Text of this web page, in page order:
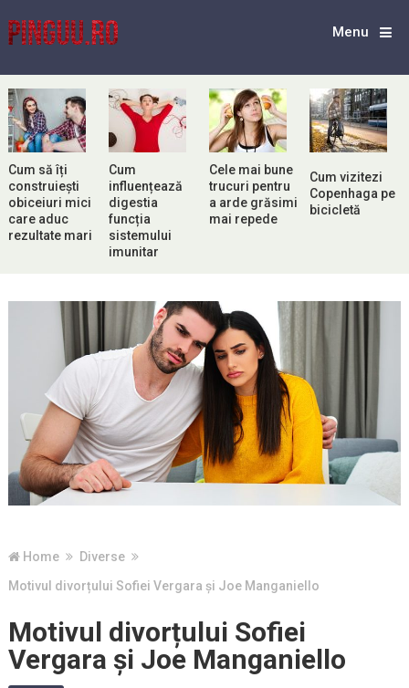
Menu
Cum să îți
construiești
obiceiuri mici
care aduc
rezultate mari
Cum
influențează
digestia
funcția
sistemului
imunitar
Cele mai bune
trucuri pentru
a arde grăsimi
mai repede
Cum vizitezi
Copenhaga pe
bicicletă
Home
Diverse
Motivul divorțului Sofiei Vergara și Joe Manganiello
Motivul divorțului Sofiei
Vergara și Joe Manganiello